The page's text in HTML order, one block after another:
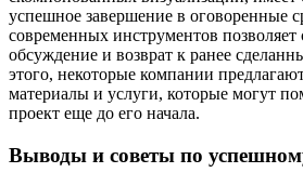
успешное завершение в оговоренные
современных инструментов позволяет
обсуждение и возврат к ранее
этого, некоторые компании
материалы и услуги, которые могут
проект еще до его начала.
Выводы и советы по